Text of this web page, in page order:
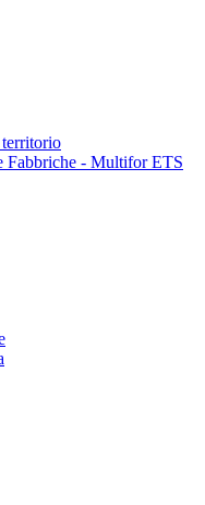
Fabbriche - Multifor ETS